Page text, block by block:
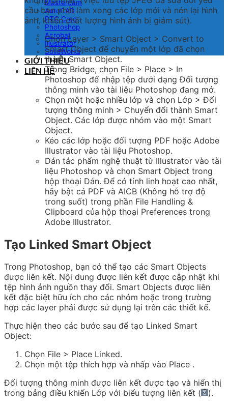
Mastercam
AutoCAD
PTC Creo
Photoshop
Acrobat
Illustrator
SolidWorks
GIỚI THIỆU
LIÊN HỆ
cầu bạn phải làm xong các lớp mới và nén lại hình
ảnh, khiến chất lượng hình ảnh bị giảm sút).
Chọn Layer > Smart Object > Convert to
Smart Object để chuyển một lớp đã chọn
thành Smart Object.
Trong Bridge, chọn File > Place > In
Photoshop để nhập tệp dưới dạng Đối tượng
thông minh vào tài liệu Photoshop đang mở.
Chọn một hoặc nhiều lớp và chọn Lớp > Đối
tượng thông minh > Chuyển đổi thành Smart
Object. Các lớp được nhóm vào một Smart
Object.
Kéo các lớp hoặc đối tượng PDF hoặc Adobe
Illustrator vào tài liệu Photoshop.
Dán tác phẩm nghệ thuật từ Illustrator vào tài
liệu Photoshop và chọn Smart Object trong
hộp thoại Dán. Để có tính linh hoạt cao nhất,
hãy bật cả PDF và AICB (Không hỗ trợ độ
trong suốt) trong phần File Handling &
Clipboard của hộp thoại Preferences trong
Adobe Illustrator.
Tạo Linked Smart Object
Trong Photoshop, bạn có thể tạo các Smart Objects
được liên kết. Nội dung được liên kết được cập nhật khi
tệp hình ảnh nguồn thay đổi. Smart Objects được liên
kết đặc biệt hữu ích cho các nhóm hoặc trong trường
hợp các layer phải được sử dụng lại trên các thiết kế.
Thực hiện theo các bước sau để tạo Linked Smart
Object:
Chọn File > Place Linked.
Chọn một tệp thích hợp và nhấp vào Place .
Đối tượng thông minh được liên kết được tạo và hiển thị
trong bảng điều khiển Lớp với biểu tượng liên kết ( ).